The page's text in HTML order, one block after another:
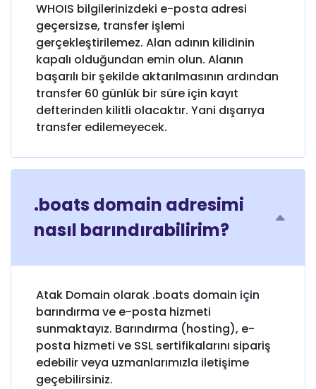
WHOIS bilgilerinizdeki e-posta adresi
geçersizse, transfer işlemi
gerçekleştirilemez. Alan adının kilidinin
kapalı olduğundan emin olun. Alanın
başarılı bir şekilde aktarılmasının ardından
transfer 60 günlük bir süre için kayıt
defterinden kilitli olacaktır. Yani dışarıya
transfer edilemeyecek.
.boats domain adresimi
nasıl barındırabilirim?
Atak Domain olarak .boats domain için
barındırma ve e-posta hizmeti
sunmaktayız. Barındırma (hosting), e-
posta hizmeti ve SSL sertifikalarını sipariş
edebilir veya uzmanlarımızla iletişime
geçebilirsiniz.